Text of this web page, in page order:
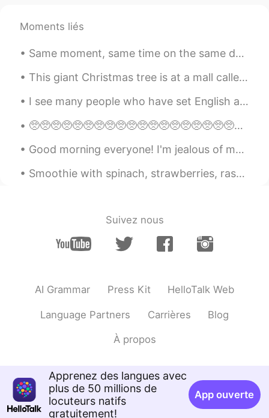
completa.
comprender palabras de manera más
maria 2021.02.18 01:46
Hola, tengo duda sobre cómo escribir una
oración en inglés, me podrías ayudar? 🙏
Jannette H 2021.02.18 01:44
EN
Moments liés
Same moment, same time on the same day but facing northeast is the storm and facing south is clea...
This giant Christmas tree is at a mall called Fashion Island in Newport Beach here in California....
I see many people who have set English as their native language when they aren’t from English-spe...
🥺🥺🥺🥺🥺🥺🥺🥺🥺🥺🥺🥺🥺🥺🥺🥺🥺🥺🥺🥺🥺🥺🥺🥺🥺🥺🥺🥺🥺🥺🥺🥺🥺🥺🥺🥺🥺🥺🥺🥺🥺🥺🥺🥺🥺🥺🥺🥺🥺🥺🥺🥺🥺🥺🥺🥺🥺🥺🥺🥺🥺🥺🥺🥺🥺🥺🥺🥺🥺🥺🥺🥺🥺🥺🥺🥺🥺🥺🥺🥺 ピエーン
Good morning everyone! I'm jealous of my cat... I want to be sleeping too 😴 😪 What time do you wa...
Smoothie with spinach, strawberries, raspberries, mangoes, yogurt, bananas, green powder, soy mil...
Suivez nous
AI Grammar Press Kit HelloTalk Web
Language Partners Carrières Blog
À propos
Apprenez des langues avec
plus de 50 millions de
locuteurs natifs
gratuitement!
App ouverte